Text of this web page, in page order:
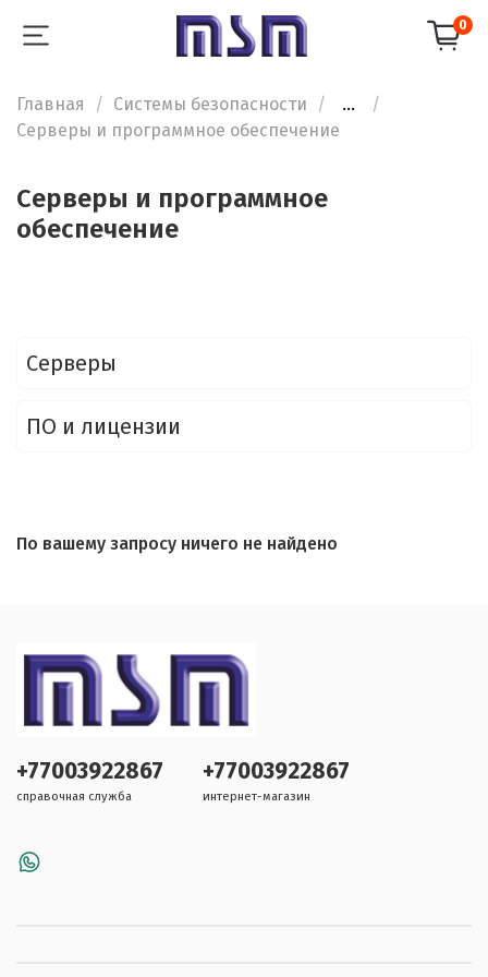
0
Главная Системы безопасности
...
Серверы и программное обеспечение
Серверы и программное
обеспечение
Серверы
ПО и лицензии
По вашему запросу ничего не найдено
+77003922867
справочная служба
+77003922867
интернет-магазин